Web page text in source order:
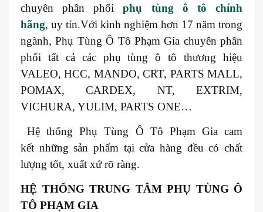
chuyên phân phốiphụ tùng ô tô chính
hãng, uy tín.Với kinh nghiệm hơn 17 năm trong
ngành, Phụ Tùng Ô Tô Phạm Gia chuyên phân
phối tất cả các phụ tùng ô tô thương hiệu
VALEO, HCC, MANDO, CRT, PARTS MALL,
POMAX, CARDEX, NT, EXTRIM,
VICHURA, YULIM, PARTS ONE…
Hệ thống Phụ Tùng Ô Tô Phạm Gia cam
kết những sản phẩm tại cửa hàng đều có chất
lượng tốt, xuất xứ rõ ràng.
HỆ THỐNG TRUNG TÂM PHỤ TÙNG Ô
TÔ PHẠM GIA